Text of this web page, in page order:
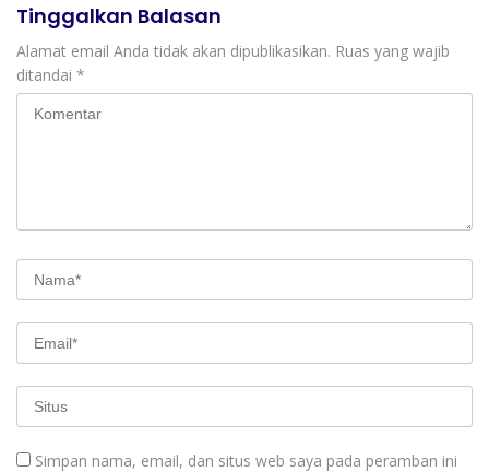
Tinggalkan Balasan
Alamat email Anda tidak akan dipublikasikan. Ruas yang wajib
ditandai *
Simpan nama, email, dan situs web saya pada peramban ini